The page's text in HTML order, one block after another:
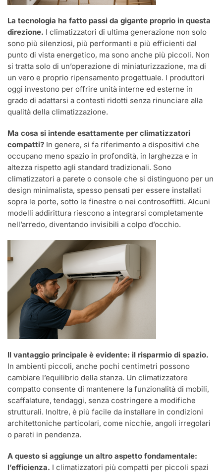
La tecnologia ha fatto passi da gigante proprio in questa
direzione. I climatizzatori di ultima generazione non solo
sono più silenziosi, più performanti e più efficienti dal
punto di vista energetico, ma sono anche più piccoli. Non
si tratta solo di un’operazione di miniaturizzazione, ma di
un vero e proprio ripensamento progettuale. I produttori
oggi investono per offrire unità interne ed esterne in
grado di adattarsi a contesti ridotti senza rinunciare alla
qualità della climatizzazione.
Ma cosa si intende esattamente per climatizzatori
compatti? In genere, si fa riferimento a dispositivi che
occupano meno spazio in profondità, in larghezza e in
altezza rispetto agli standard tradizionali. Sono
climatizzatori a parete o console che si distinguono per un
design minimalista, spesso pensati per essere installati
sopra le porte, sotto le finestre o nei controsoffitti. Alcuni
modelli addirittura riescono a integrarsi completamente
nell’arredo, diventando invisibili a colpo d’occhio.
Il vantaggio principale è evidente: il risparmio di spazio.
In ambienti piccoli, anche pochi centimetri possono
cambiare l’equilibrio della stanza. Un climatizzatore
compatto consente di mantenere la funzionalità di mobili,
scaffalature, tendaggi, senza costringere a modifiche
strutturali. Inoltre, è più facile da installare in condizioni
architettoniche particolari, come nicchie, angoli irregolari
o pareti in pendenza.
A questo si aggiunge un altro aspetto fondamentale:
l’efficienza. I climatizzatori più compatti per piccoli spazi